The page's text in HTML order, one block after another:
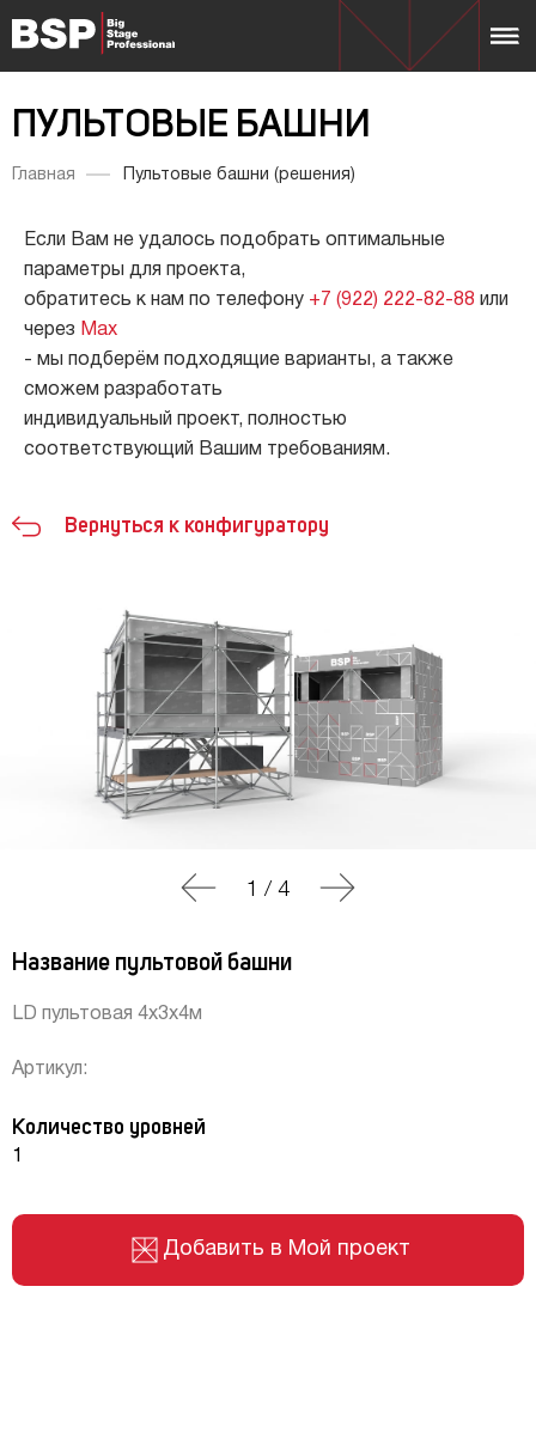
ПУЛЬТОВЫЕ БАШНИ
Главная Пультовые башни (решения)
Если Вам не удалось подобрать оптимальные
параметры для проекта,
обратитесь к нам по телефону +7 (922) 222-82-88 или
через Max
- мы подберём подходящие варианты, а также
сможем разработать
индивидуальный проект, полностью
соответствующий Вашим требованиям.
Вернуться к конфигуратору
Название пультовой башни
LD пультовая 4х3х4м
Артикул:
Количество уровней
1
Добавить в Мой проект
1 / 4